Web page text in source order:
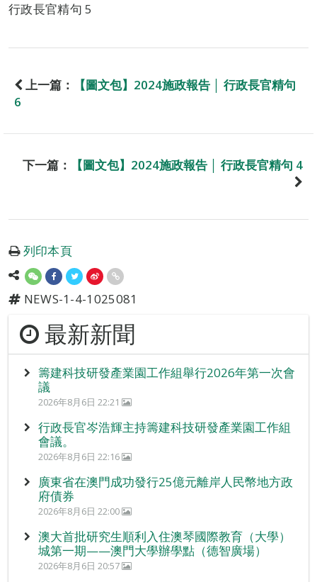
行政長官精句 5
上一篇：
【圖文包】2024施政報告 │ 行政長官精句
6
下一篇： 【圖文包】2024施政報告 │ 行政長官精句 4
列印本頁
NEWS-1-4-1025081
最新新聞
籌建科技研發產業園工作組舉行2026年第一次會
議
2026年8月6日 22:21
行政長官岑浩輝主持籌建科技研發產業園工作組
會議。
2026年8月6日 22:16
廣東省在澳門成功發行25億元離岸人民幣地方政
府債券
2026年8月6日 22:00
澳大首批研究生順利入住澳琴國際教育（大學）
城第一期——澳門大學辦學點（德智廣場）
2026年8月6日 20:57